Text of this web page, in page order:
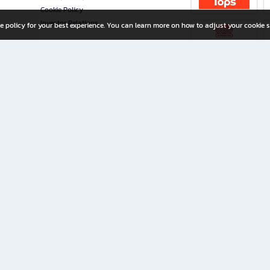
Cookie Policy
Investor Relations
policy for your best experience. You can learn more on how to adjust your cookie